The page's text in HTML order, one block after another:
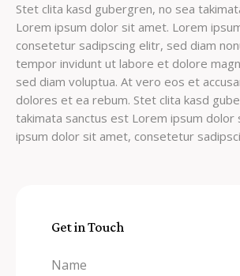
Stet clita kasd gubergren, no sea
Lorem ipsum dolor sit amet. Lorem
consetetur sadipscing elitr, sed diam
tempor invidunt ut labore et dolore
sed diam voluptua. At vero eos et
dolores et ea rebum. Stet clita kasd
takimata sanctus est Lorem ipsum dolor
ipsum dolor sit amet, consetetur
Get in Touch